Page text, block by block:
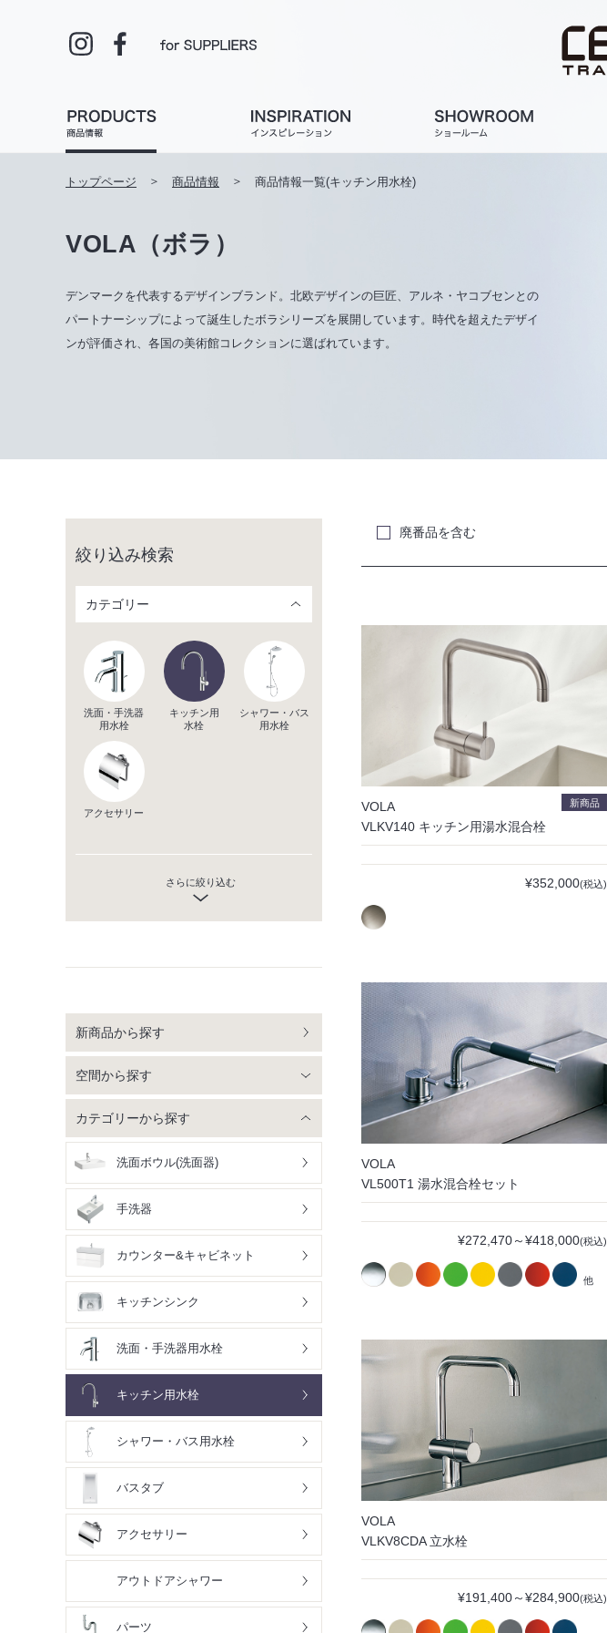
トップページ 商品情報 商品情報一覧(キッチン用水栓)
VOLA（ボラ）
デンマークを代表するデザインブランド。北欧デザインの巨匠、アルネ・ヤコブセンとの
パートナーシップによって誕生したボラシリーズを展開しています。時代を超えたデザイ
ンが評価され、各国の美術館コレクションに選ばれています。
絞り込み検索
カテゴリー
洗面・手洗器
用水栓
キッチン用
水栓
シャワー・バス
用水栓
アクセサリー
さらに絞り込む
新商品から探す
空間から探す
カテゴリーから探す
洗面ボウル(洗面器)
手洗器
カウンター&キャビネット
キッチンシンク
洗面・手洗器用水栓
キッチン用水栓
シャワー・バス用水栓
バスタブ
アクセサリー
アウトドアシャワー
パーツ
廃番品を含む
新商品
VOLA
VLKV140 キッチン用湯水混合栓
¥352,000(税込)
VOLA
VL500T1 湯水混合栓セット
¥272,470～¥418,000(税込)
他
VOLA
VLKV8CDA 立水栓
¥191,400～¥284,900(税込)